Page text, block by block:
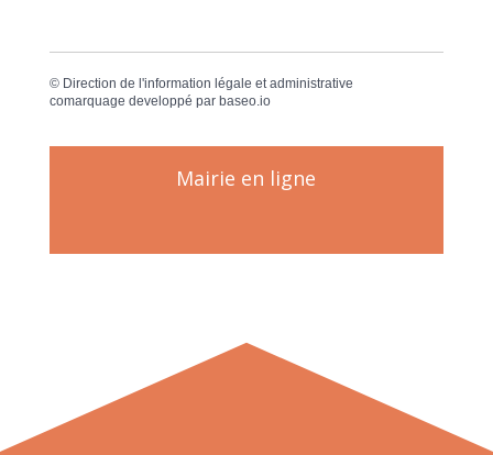
© Direction de l'information légale et administrative
comarquage developpé par baseo.io
Mairie en ligne